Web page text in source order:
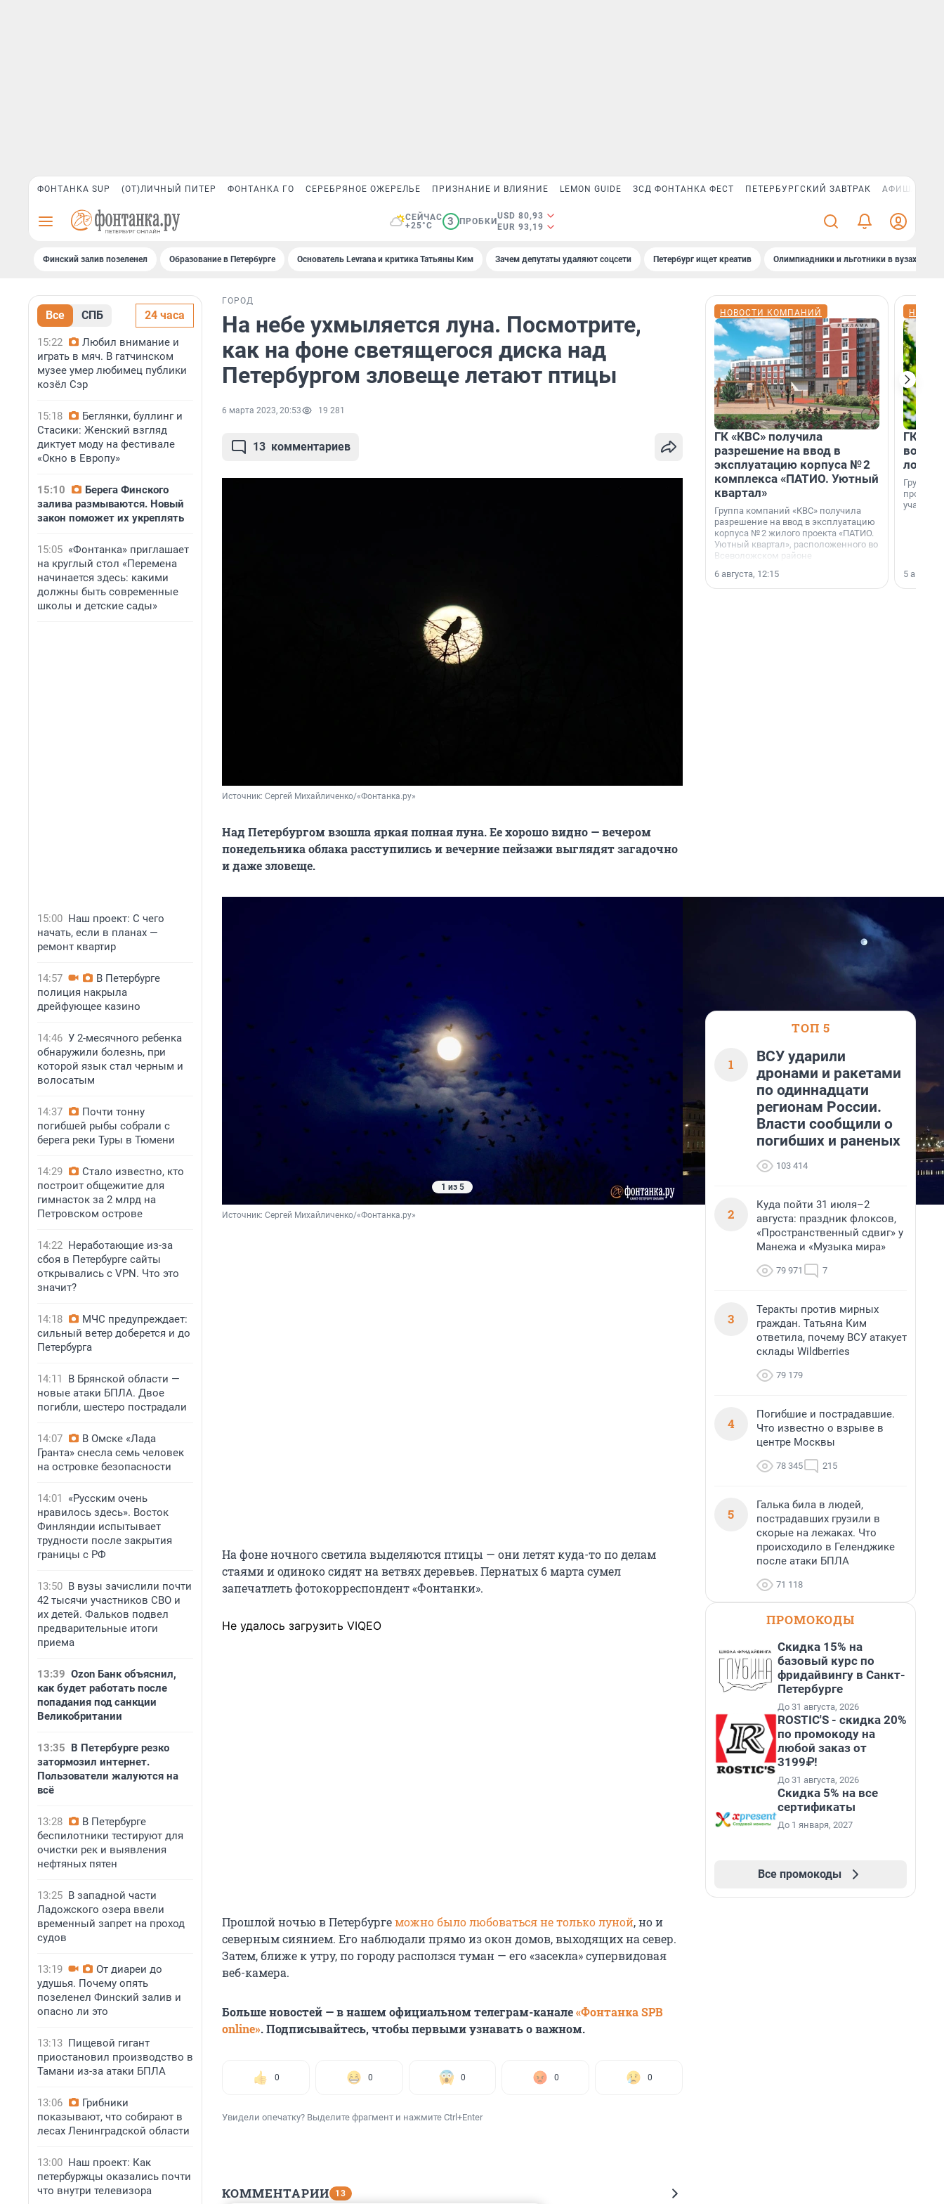
ФОНТАНКА SUP (ОТ)ЛИЧНЫЙ ПИТЕР ФОНТАНКА ГО СЕРЕБРЯНОЕ ОЖЕРЕЛЬЕ ПРИЗНАНИЕ И ВЛИЯНИЕ LEMON GUIDE ЗСД ФОНТАНКА ФЕСТ ПЕТЕРБУРГСКИЙ ЗАВТРАК АФИША PLUS
СЕЙЧАС
+25°C
3 ПРОБКИ
USD 80,93
EUR 93,19
Финский залив позеленел Образование в Петербурге Основатель Levrana и критика Татьяны Ким Зачем депутаты удаляют соцсети Петербург ищет креатив Олимпиадники и льготники в вузах СПб
Все СПБ 24 часа
15:22
Любил внимание и
играть в мяч. В гатчинском
музее умер любимец публики
козёл Сэр
15:18
Беглянки, буллинг и
Стасики: Женский взгляд
диктует моду на фестивале
«Окно в Европу»
15:10
Берега Финского
залива размываются. Новый
закон поможет их укреплять
15:05 «Фонтанка» приглашает
на круглый стол «Перемена
начинается здесь: какими
должны быть современные
школы и детские сады»
15:00 Наш проект: С чего
начать, если в планах —
ремонт квартир
14:57
В Петербурге
полиция накрыла
дрейфующее казино
14:46 У 2-месячного ребенка
обнаружили болезнь, при
которой язык стал черным и
волосатым
14:37
Почти тонну
погибшей рыбы собрали с
берега реки Туры в Тюмени
14:29
Стало известно, кто
построит общежитие для
гимнасток за 2 млрд на
Петровском острове
14:22 Неработающие из-за
сбоя в Петербурге сайты
открывались с VPN. Что это
значит?
14:18
МЧС предупреждает:
сильный ветер доберется и до
Петербурга
14:11
В Брянской области —
новые атаки БПЛА. Двое
погибли, шестеро пострадали
14:07
В Омске «Лада
Гранта» снесла семь человек
на островке безопасности
14:01
«Русским очень
нравилось здесь». Восток
Финляндии испытывает
трудности после закрытия
границы с РФ
13:50 В вузы зачислили почти
42 тысячи участников СВО и
их детей. Фальков подвел
предварительные итоги
приема
13:39 Ozon Банк объяснил,
как будет работать после
попадания под санкции
Великобритании
13:35 В Петербурге резко
затормозил интернет.
Пользователи жалуются на
всё
13:28
В Петербурге
беспилотники тестируют для
очистки рек и выявления
нефтяных пятен
13:25 В западной части
Ладожского озера ввели
временный запрет на проход
судов
13:19
От диареи до
удушья. Почему опять
позеленел Финский залив и
опасно ли это
13:13 Пищевой гигант
приостановил производство в
Тамани из-за атаки БПЛА
13:06
Грибники
показывают, что собирают в
лесах Ленинградской области
13:00 Наш проект: Как
петербуржцы оказались почти
что внутри телевизора
ГОРОД
На небе ухмыляется луна. Посмотрите,
как на фоне светящегося диска над
Петербургом зловеще летают птицы
6 марта 2023, 20:53 19 281
13 комментариев
Источник: Сергей Михайличенко/«Фонтанка.ру»
Над Петербургом взошла яркая полная луна. Ее хорошо видно — вечером
понедельника облака расступились и вечерние пейзажи выглядят загадочно
и даже зловеще.
1 из 5
Источник: Сергей Михайличенко/«Фонтанка.ру»
На фоне ночного светила выделяются птицы — они летят куда-то по делам
стаями и одиноко сидят на ветвях деревьев. Пернатых 6 марта сумел
запечатлеть фотокорреспондент «Фонтанки».
Не удалось загрузить VIQEO
Прошлой ночью в Петербургеможно было любоваться не только луной, но и
северным сиянием. Его наблюдали прямо из окон домов, выходящих на север.
Затем, ближе к утру, по городу расползся туман — его «засекла» супервидовая
веб-камера.
Больше новостей — в нашем официальном телеграм-канале«Фонтанка SPB
online». Подписывайтесь, чтобы первыми узнавать о важном.
0 0 0 0 0
Увидели опечатку? Выделите фрагмент и нажмите Ctrl+Enter
КОММЕНТАРИИ 13
НОВОСТИ КОМПАНИЙ
ГК «КВС» получила
разрешение на ввод в
эксплуатацию корпуса № 2
комплекса «ПАТИО. Уютный
квартал»
Группа компаний «КВС» получила
разрешение на ввод в эксплуатацию
корпуса № 2 жилого проекта «ПАТИО.
Уютный квартал», расположенного во
Всеволожском районе
6 августа, 12:15
ГК
Группа
5
ТОП 5
1
ВСУ ударили
дронами и ракетами
по одиннадцати
регионам России.
Власти сообщили о
погибших и раненых
103 414
2
Куда пойти 31 июля–2
августа: праздник флоксов,
«Пространственный сдвиг» у
Манежа и «Музыка мира»
79 971 7
3
Теракты против мирных
граждан. Татьяна Ким
ответила, почему ВСУ атакует
склады Wildberries
79 179
4
Погибшие и пострадавшие.
Что известно о взрыве в
центре Москвы
78 345 215
5
Галька била в людей,
пострадавших грузили в
скорые на лежаках. Что
происходило в Геленджике
после атаки БПЛА
71 118
ПРОМОКОДЫ
Скидка 15% на
базовый курс по
фридайвингу в Санкт-
Петербурге
До 31 августа, 2026
ROSTIC'S - скидка 20%
по промокоду на
любой заказ от
3199₽!
До 31 августа, 2026
Скидка 5% на все
сертификаты
До 1 января, 2027
Все промокоды